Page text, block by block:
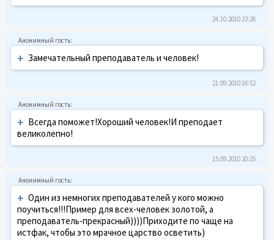
24.10.2010 23:26
+ Замечательный преподаватель и человек!
21.09.2010 16:52
+ Всегда поможет!Хороший человек!И преподает
великолепно!
15.09.2010 20:25
+ Один из немногих преподавателей у кого можно
поучиться!!!Пример для всех-человек золотой, а
преподаватель-прекрасный))))Приходите по чаще на
истфак, чтобы это мрачное царство осветить)